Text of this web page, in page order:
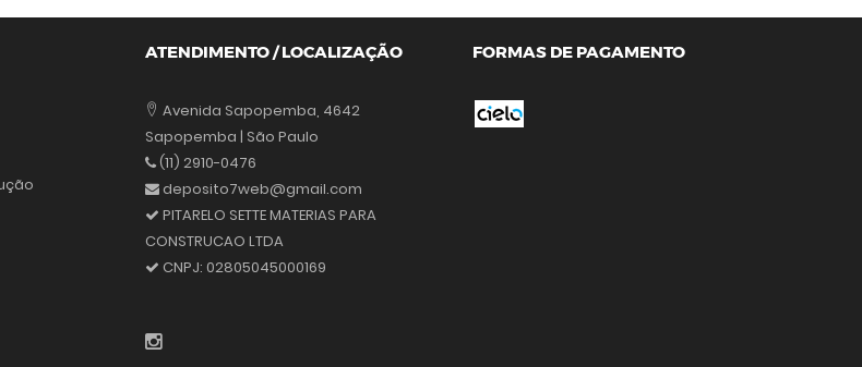
ATENDIMENTO / LOCALIZAÇÃO
Avenida Sapopemba, 4642
Sapopemba | São Paulo
(11) 2910-0476
deposito7web@gmail.com
PITARELO SETTE MATERIAS PARA
CONSTRUCAO LTDA
CNPJ: 02805045000169
FORMAS DE PAGAMENTO